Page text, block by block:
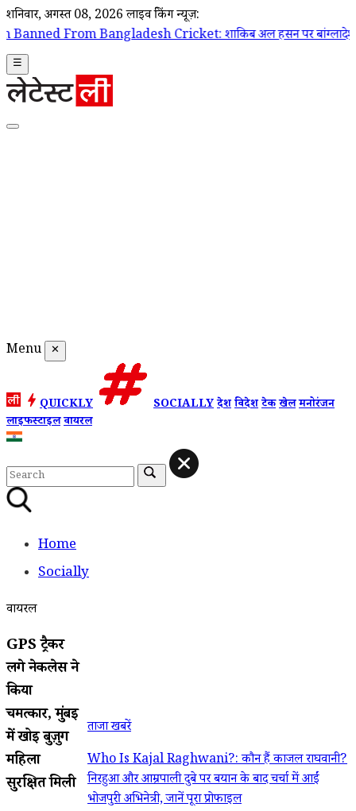
शनिवार, अगस्त 08, 2026 लाइव ब्रेकिंग न्यूज़:
Bangladesh Cricket: शाकिब अल हसन पर बांग्लादेश क्रिकेट टीम के
☰
Menu ✕
QUICKLY SOCIALLYदेशविदेशटेकखेलमनोरंजन
लाइफस्टाइलवायरल
Home
Socially
वायरल
GPS ट्रैकर
लगे नेकलेस ने
किया
चमत्कार, मुंबई
में खोई बुज़ुर्ग
महिला
सुरक्षित मिली
ताजा खबरें
Who Is Kajal Raghwani?: कौन हैं काजल राघवानी?
निरहुआ और आम्रपाली दुबे पर बयान के बाद चर्चा में आईं
भोजपुरी अभिनेत्री, जानें पूरा प्रोफाइल